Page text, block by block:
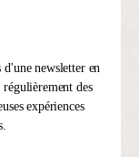
newsletter en
des
expériences